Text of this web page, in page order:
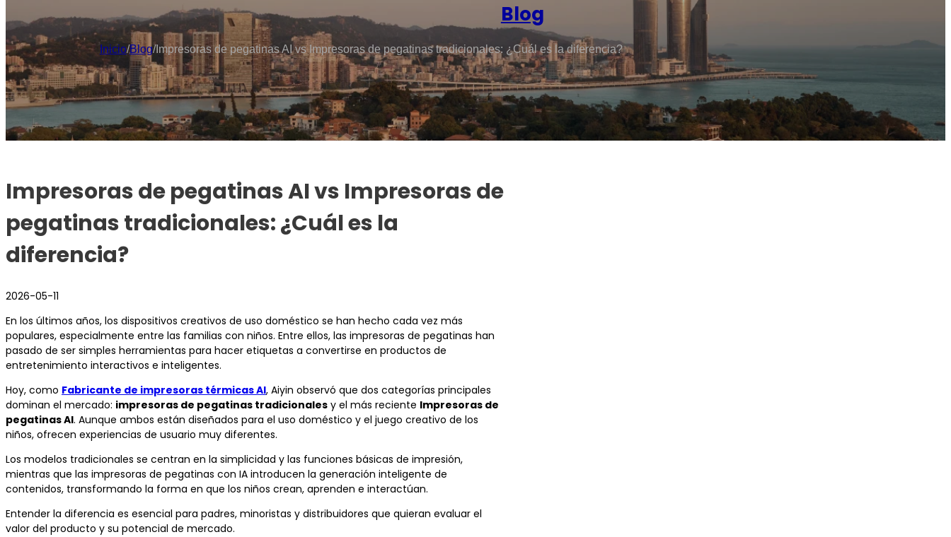
Blog
Inicio/Blog/Impresoras de pegatinas AI vs Impresoras de pegatinas tradicionales: ¿Cuál es la diferencia?
Impresoras de pegatinas AI vs Impresoras de
pegatinas tradicionales: ¿Cuál es la
diferencia?
2026-05-11
En los últimos años, los dispositivos creativos de uso doméstico se han hecho cada vez más
populares, especialmente entre las familias con niños. Entre ellos, las impresoras de pegatinas han
pasado de ser simples herramientas para hacer etiquetas a convertirse en productos de
entretenimiento interactivos e inteligentes.
Hoy, como Fabricante de impresoras térmicas AI, Aiyin observó que dos categorías principales
dominan el mercado: impresoras de pegatinas tradicionales y el más reciente Impresoras de
pegatinas AI. Aunque ambos están diseñados para el uso doméstico y el juego creativo de los
niños, ofrecen experiencias de usuario muy diferentes.
Los modelos tradicionales se centran en la simplicidad y las funciones básicas de impresión,
mientras que las impresoras de pegatinas con IA introducen la generación inteligente de
contenidos, transformando la forma en que los niños crean, aprenden e interactúan.
Entender la diferencia es esencial para padres, minoristas y distribuidores que quieran evaluar el
valor del producto y su potencial de mercado.